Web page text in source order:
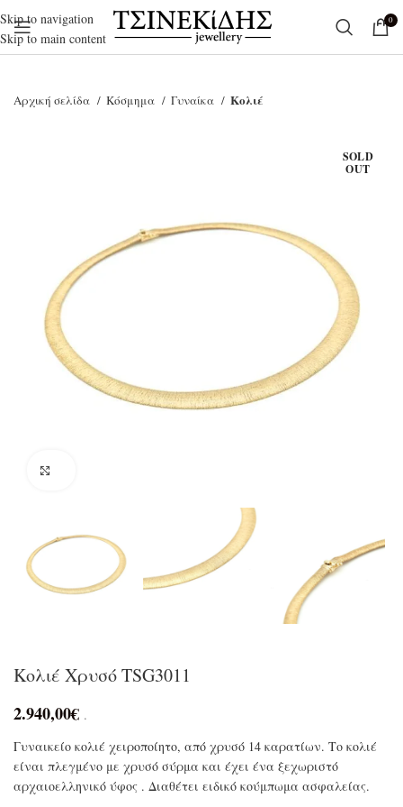
Skip to navigation
Skip to main content
0
Αρχική σελίδα Κόσμημα Γυναίκα Κολιέ
SOLD
OUT
Κολιέ Χρυσό TSG3011
2.940,00€ .
Γυναικείο κολιέ χειροποίητο, από χρυσό 14 καρατίων. Το κολιέ
είναι πλεγμένο με χρυσό σύρμα και έχει ένα ξεχωριστό
αρχαιοελληνικό ύφος . Διαθέτει ειδικό κούμπωμα ασφαλείας.